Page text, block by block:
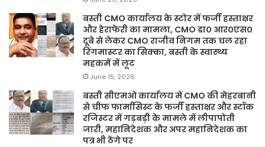
बस्ती CMO कार्यालय के स्टोर में फर्जी हस्ताक्षर
और हेराफेरी का मामला, CMO डा० आर०एस०
दूबे से लेकर CMO राजीव निगम तक चल रहा
रिंगमास्टर का सिक्का, बस्ती के स्वास्थ्य
महकमें में लूट
June 15, 2026
बस्ती सीएमओ कार्यालय में CMO की मेहरबानी
से चीफ फार्मासिस्ट के फर्जी हस्ताक्षर और स्टॉक
रजिस्टर में गड़बड़ी के मामले में लीपापोती
जारी, महानिदेशक और अपर महानिदेशक का
पत्र भी ठेंगे पर